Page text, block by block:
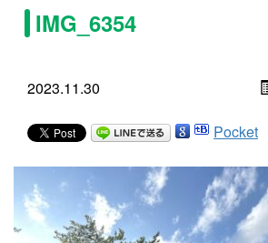
IMG_6354
2023.11.30
Pocket